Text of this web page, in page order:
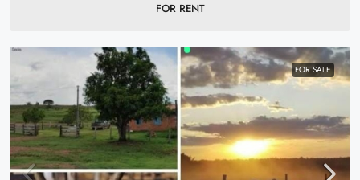
FOR RENT
FOR SALE